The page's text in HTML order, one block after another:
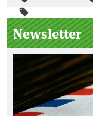
Newsletter